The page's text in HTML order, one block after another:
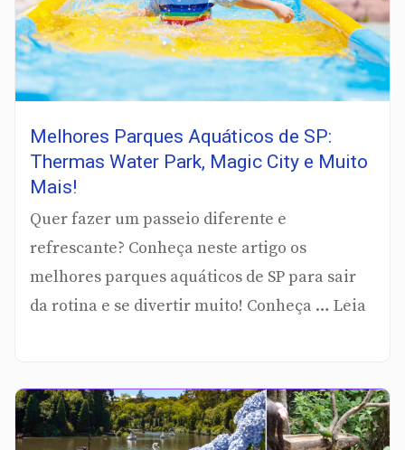
Melhores Parques Aquáticos de SP:
Thermas Water Park, Magic City e Muito
Mais!
Quer fazer um passeio diferente e
refrescante? Conheça neste artigo os
melhores parques aquáticos de SP para sair
da rotina e se divertir muito! Conheça … Leia